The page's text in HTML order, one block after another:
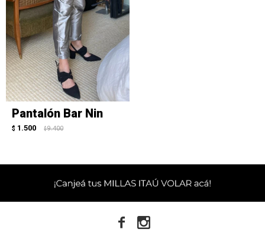
Pantalón Bar Nin
$ 1.500 $ 9.400
 